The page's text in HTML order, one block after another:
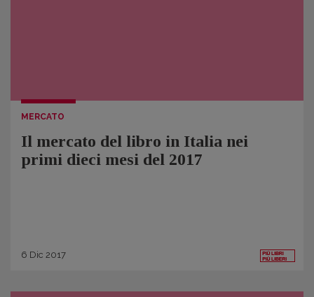
MERCATO
Il mercato del libro in Italia nei
primi dieci mesi del 2017
6 Dic 2017